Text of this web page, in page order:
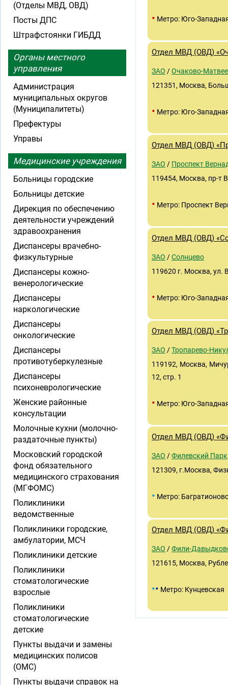
• Метро: Юго-
Отдел МВД (ОВД)
ЗАО /Очаково-
121351, Москва,
• Метро: Юго-
Отдел МВД (ОВД)
ЗАО / Проспект
119454, Москва, пр-т
• Метро: Проспект
Отдел МВД (ОВД)
ЗАО /Солнцево
119620 г. Москва, ул.
• Метро: Юго-
Отдел МВД (ОВД)
ЗАО /Тропарево-
119192, Москва,
12, стр. 1
• Метро: Юго-
Отдел МВД (ОВД)
ЗАО /Филевский Парк
121309, г.Москва,
• Метро:
Отдел МВД (ОВД)
ЗАО /Фили-
121615, Москва,
•• Метро: Кунцевская
(Отделы МВД, ОВД)
Посты ДПС
Штрафстоянки ГИБДД
Органы местного
управления
Администрация
муниципальных округов
(Муниципалитеты)
Префектуры
Управы
Медицинские учреждения
Больницы городские
Больницы детские
Дирекция по обеспечению
деятельности учреждений
здравоохранения
Диспансеры врачебно-
физкультурные
Диспансеры кожно-
венерологические
Диспансеры
наркологические
Диспансеры
онкологические
Диспансеры
противотуберкулезные
Диспансеры
психоневрологические
Женские районные
консультации
Молочные кухни (молочно-
раздаточные пункты)
Московский городской
фонд обязательного
медицинского страхования
(МГФОМС)
Поликлиники
ведомственные
Поликлиники городские,
амбулатории, МСЧ
Поликлиники детские
Поликлиники
стоматологические
взрослые
Поликлиники
стоматологические
детские
Пункты выдачи и замены
медицинских полисов
(ОМС)
Пункты выдачи справок на